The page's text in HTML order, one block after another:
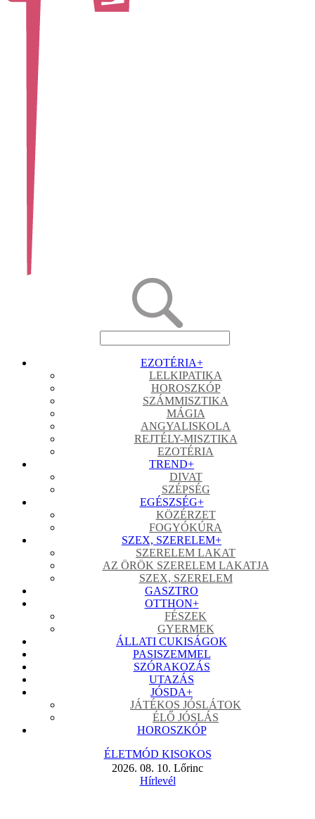
EZOTÉRIA+
LELKIPATIKA
HOROSZKÓP
SZÁMMISZTIKA
MÁGIA
ANGYALISKOLA
REJTÉLY-MISZTIKA
EZOTÉRIA
TREND+
DIVAT
SZÉPSÉG
EGÉSZSÉG+
KÖZÉRZET
FOGYÓKÚRA
SZEX, SZERELEM+
SZERELEM LAKAT
AZ ÖRÖK SZERELEM LAKATJA
SZEX, SZERELEM
GASZTRO
OTTHON+
FÉSZEK
GYERMEK
ÁLLATI CUKISÁGOK
PASISZEMMEL
SZÓRAKOZÁS
UTAZÁS
JÓSDA+
JÁTÉKOS JÓSLÁTOK
ÉLŐ JÓSLÁS
HOROSZKÓP
ÉLETMÓD KISOKOS
2026. 08. 10. Lőrinc
Hírlevél